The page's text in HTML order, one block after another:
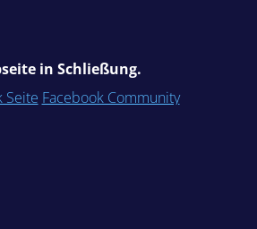
in Schließung.
Seite Facebook Community